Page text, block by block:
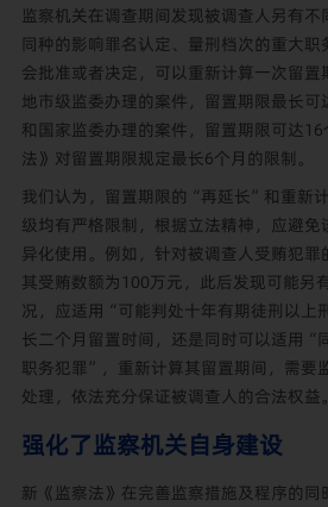
监察机关在调查期间发现被调查人另有
同种的影响罪名认定、量刑档次的重大职
会批准或者决定，可以重新计算一次留置
地市级监委办理的案件，留置期限最长
和国家监委办理的案件，留置期限可达
法》对留置期限规定最长6个月的限制。
我们认为，留置期限的“再延长”和重新
级均有严格限制，根据立法精神，应避免
异化使用。例如，针对被调查人受贿犯
其受贿数额为100万元，此后发现可能另
况，应适用“可能判处十年有期徒刑以上
长二个月留置时间，还是同时可以适用“
职务犯罪”，重新计算其留置期间，需要
处理，依法充分保证被调查人的合法权益。
强化了监察机关自身建设
新《监察法》在完善监察措施及程序的